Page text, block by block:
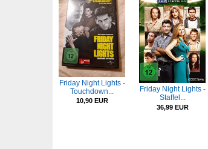
Friday Night Lights -
Touchdown...
10,90 EUR
Friday Night Lights -
Staffel...
36,99 EUR